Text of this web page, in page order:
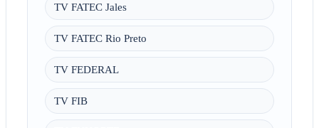
TV FATEC Jales
TV FATEC Rio Preto
TV FEDERAL
TV FIB